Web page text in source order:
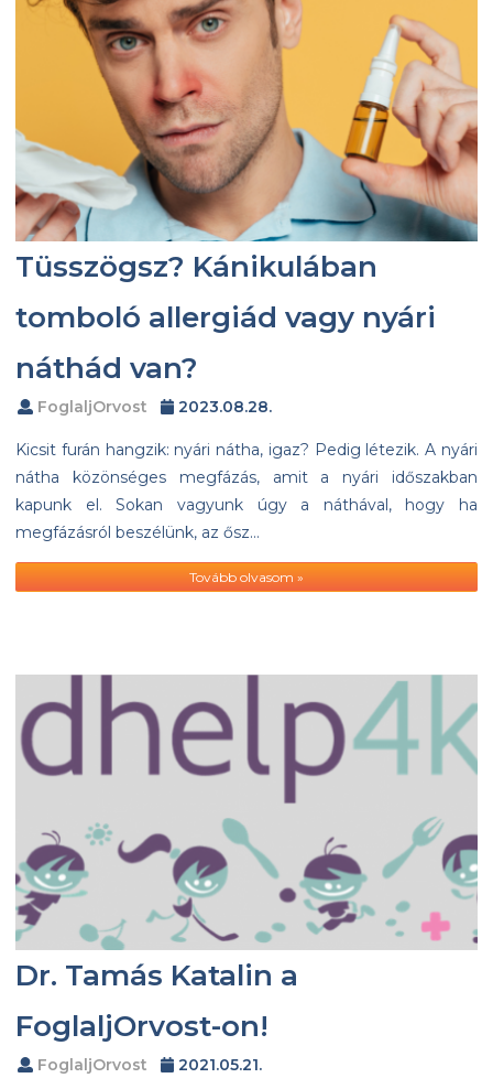
Tüsszögsz? Kánikulában
tomboló allergiád vagy nyári
náthád van?
FoglaljOrvost 2023.08.28.
Kicsit furán hangzik: nyári nátha, igaz? Pedig létezik. A nyári
nátha közönséges megfázás, amit a nyári időszakban
kapunk el. Sokan vagyunk úgy a náthával, hogy ha
megfázásról beszélünk, az ősz…
Tovább olvasom »
Dr. Tamás Katalin a
FoglaljOrvost-on!
FoglaljOrvost 2021.05.21.